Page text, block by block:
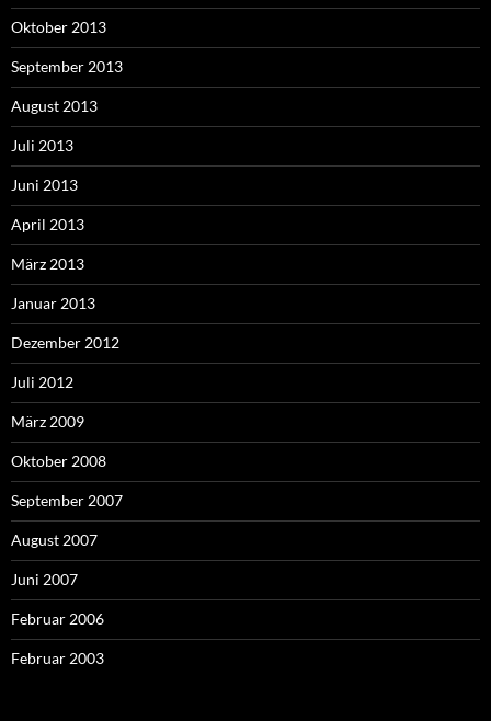
Oktober 2013
September 2013
August 2013
Juli 2013
Juni 2013
April 2013
März 2013
Januar 2013
Dezember 2012
Juli 2012
März 2009
Oktober 2008
September 2007
August 2007
Juni 2007
Februar 2006
Februar 2003